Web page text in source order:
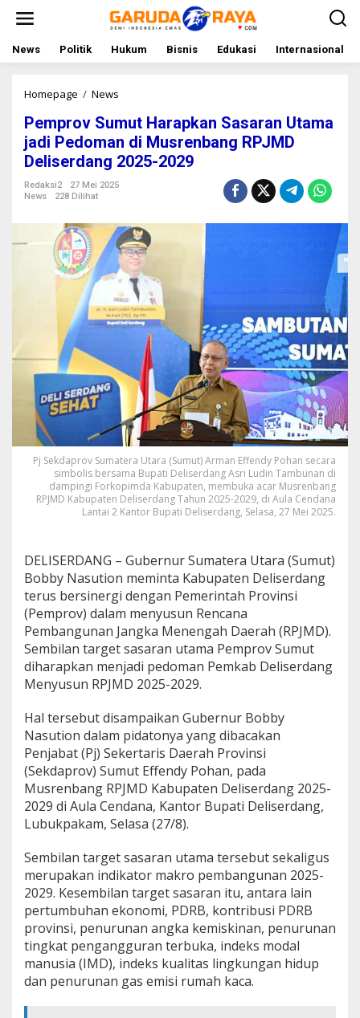
t
News Politik Hukum Bisnis Edukasi Internasional
Homepage / News
m
p
r
o
m
u
t
H
a
r
a
p
n
S
a
s
a
r
a
n
U
t
a
d
i
P
e
d
o
m
a
d
M
u
s
r
e
b
n
g
R
P
J
M
D
D
e
Pemprov Sumut Harapkan Sasaran Utama
jadi Pedoman di Musrenbang RPJMD
Deliserdang 2025-2029
Redaksi2
27 Mei 2025
News
228 Dilihat
Pj Sekdaprov Sumatera Utara (Sumut) Arman Effendy Pohan secara
simbolis bersama Bupati Deliserdang Asri Ludin Tambunan di
dampingi Forkopimda Kabupaten, membuka acar Musrenbang
RPJMD Kabupaten Deliserdang Tahun 2025-2029, di Aula Cendana
Lantai 2 Kantor Bupati Deliserdang, Selasa, 27 Mei 2025.
DELISERDANG – Gubernur Sumatera Utara (Sumut)
Bobby Nasution meminta Kabupaten Deliserdang
terus bersinergi dengan Pemerintah Provinsi
(Pemprov) dalam menyusun Rencana
Pembangunan Jangka Menengah Daerah (RPJMD).
Sembilan target sasaran utama Pemprov Sumut
diharapkan menjadi pedoman Pemkab Deliserdang
Menyusun RPJMD 2025-2029.
Hal tersebut disampaikan Gubernur Bobby
Nasution dalam pidatonya yang dibacakan
Penjabat (Pj) Sekertaris Daerah Provinsi
(Sekdaprov) Sumut Effendy Pohan, pada
Musrenbang RPJMD Kabupaten Deliserdang 2025-
2029 di Aula Cendana, Kantor Bupati Deliserdang,
Lubukpakam, Selasa (27/8).
Sembilan target sasaran utama tersebut sekaligus
merupakan indikator makro pembangunan 2025-
2029. Kesembilan target sasaran itu, antara lain
pertumbuhan ekonomi, PDRB, kontribusi PDRB
provinsi, penurunan angka kemiskinan, penurunan
tingkat pengangguran terbuka, indeks modal
manusia (IMD), indeks kualitas lingkungan hidup
dan penurunan gas emisi rumah kaca.